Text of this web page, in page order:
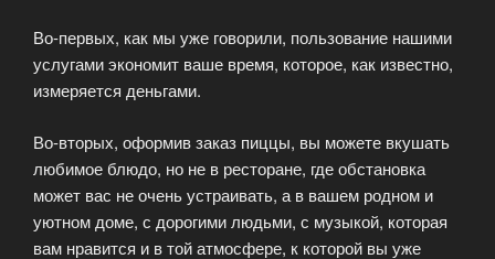
Во-первых, как мы уже говорили, пользование нашими
услугами экономит ваше время, которое, как известно,
измеряется деньгами.
Во-вторых, оформив заказ пиццы, вы можете вкушать
любимое блюдо, но не в ресторане, где обстановка
может вас не очень устраивать, а в вашем родном и
уютном доме, с дорогими людьми, с музыкой, которая
вам нравится и в той атмосфере, к которой вы уже